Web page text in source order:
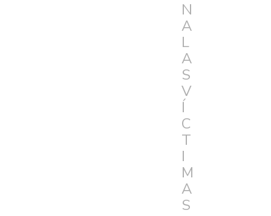
N
A
L
A
S
V
Í
C
T
I
M
A
S